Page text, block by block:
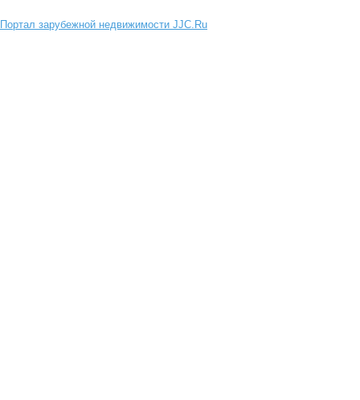
Портал зарубежной недвижимости JJC.Ru